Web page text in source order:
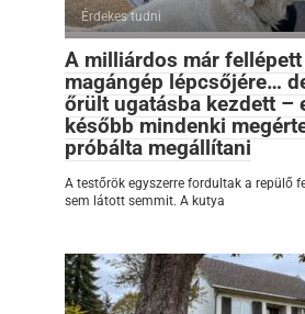
Érdekes tudni
A milliárdos már
magángép lépcsőjére…
őrült ugatásba kezdett –
később mindenki
próbálta megállítani
A testőrök egyszerre fordultak a repülő
sem látott semmit. A kutya